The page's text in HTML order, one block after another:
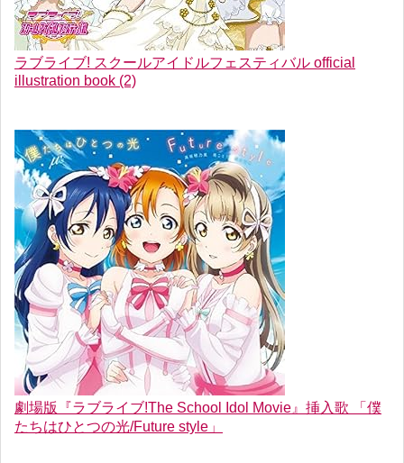
ラブライブ! スクールアイドルフェスティバル official
illustration book (2)
劇場版『ラブライブ!The School Idol Movie』挿入歌 「僕
たちはひとつの光/Future style」